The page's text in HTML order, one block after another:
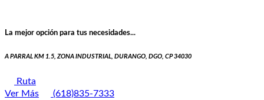
La mejor opción para tus necesidades...
A PARRAL KM 1.5, ZONA INDUSTRIAL, DURANGO, DGO, CP 34030
Ruta
Ver Más
(618)835-7333